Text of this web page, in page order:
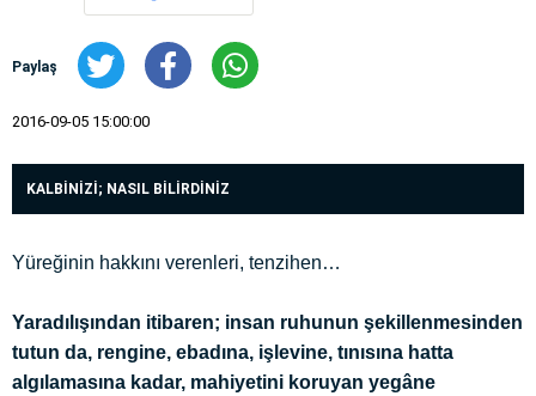
Paylaş
2016-09-05 15:00:00
KALBİNİZİ; NASIL BİLİRDİNİZ
Yüreğinin hakkını verenleri, tenzihen…
Yaradılışından itibaren; insan ruhunun şekillenmesinden
tutun da, rengine, ebadına, işlevine, tınısına hatta
algılamasına kadar, mahiyetini koruyan yegâne